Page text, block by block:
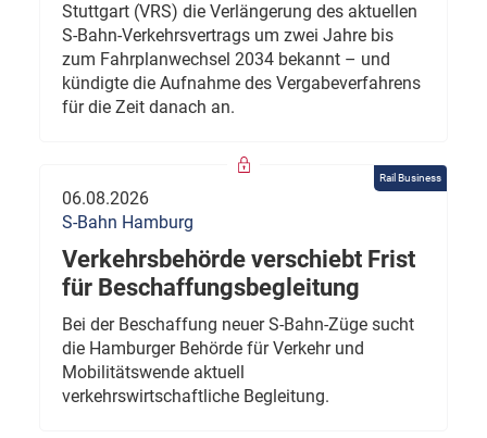
Stuttgart (VRS) die Verlängerung des aktuellen
S-Bahn-Verkehrsvertrags um zwei Jahre bis
zum Fahrplanwechsel 2034 bekannt – und
kündigte die Aufnahme des Vergabeverfahrens
für die Zeit danach an.
Rail Business
06.08.2026
S-Bahn Hamburg
Verkehrsbehörde verschiebt Frist
für Beschaffungsbegleitung
Bei der Beschaffung neuer S-Bahn-Züge sucht
die Hamburger Behörde für Verkehr und
Mobilitätswende aktuell
verkehrswirtschaftliche Begleitung.